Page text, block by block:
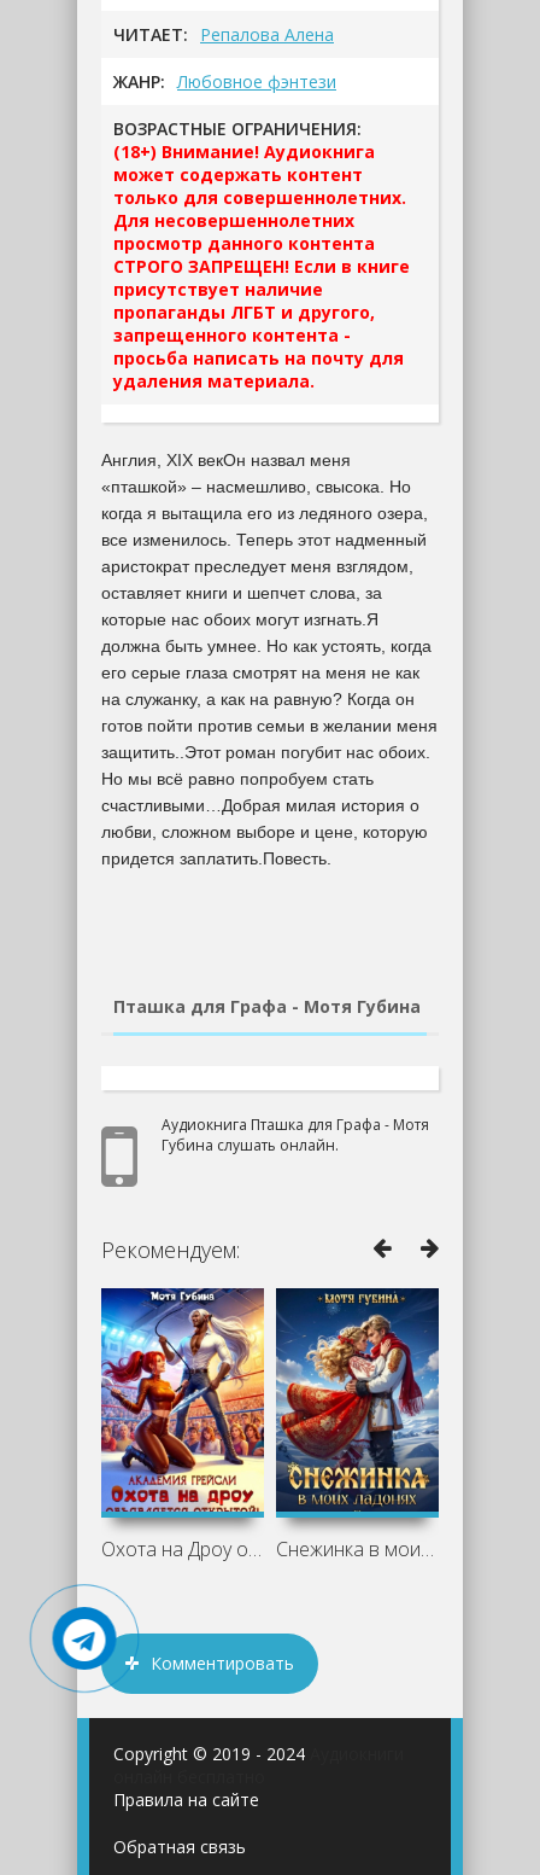
ЧИТАЕТ: Репалова Алена
ЖАНР: Любовное фэнтези
ВОЗРАСТНЫЕ ОГРАНИЧЕНИЯ:
(18+) Внимание! Аудиокнига
может содержать контент
только для совершеннолетних.
Для несовершеннолетних
просмотр данного контента
СТРОГО ЗАПРЕЩЕН! Если в книге
присутствует наличие
пропаганды ЛГБТ и другого,
запрещенного контента -
просьба написать на почту для
удаления материала.
Англия, XIX векОн назвал меня
«пташкой» – насмешливо, свысока. Но
когда я вытащила его из ледяного озера,
все изменилось. Теперь этот надменный
аристократ преследует меня взглядом,
оставляет книги и шепчет слова, за
которые нас обоих могут изгнать.Я
должна быть умнее. Но как устоять, когда
его серые глаза смотрят на меня не как
на служанку, а как на равную? Когда он
готов пойти против семьи в желании меня
защитить..Этот роман погубит нас обоих.
Но мы всё равно попробуем стать
счастливыми…Добрая милая история о
любви, сложном выборе и цене, которую
придется заплатить.Повесть.
Пташка для Графа - Мотя Губина
Аудиокнига Пташка для Графа - Мотя
Губина слушать онлайн.
Рекомендуем:
Охота на Дроу объявляется открытой! - Снежинка в моих ладонях - Мотя Губина
Комментировать
Copyright © 2019 - 2024
Правила на сайте
Обратная связь